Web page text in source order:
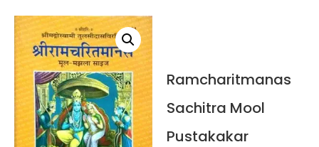
Ramcharitmanas
Sachitra Mool
Pustakakar